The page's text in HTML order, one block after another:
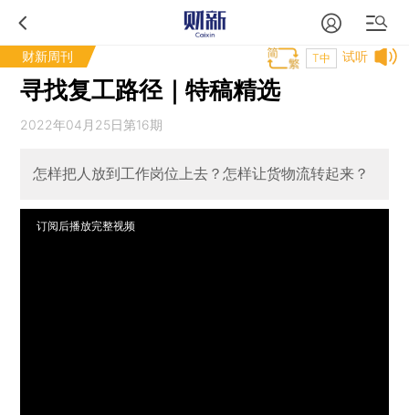
财新周刊 试听
T中
寻找复工路径｜特稿精选
2022年04月25日第16期
怎样把人放到工作岗位上去？怎样让货物流转起来？
订阅后播放完整视频